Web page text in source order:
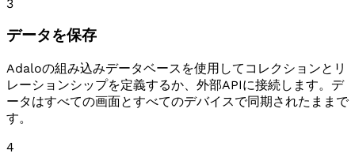
3
データを保存
Adaloの組み込みデータベースを使用してコレクションとリ
レーションシップを定義するか、外部APIに接続します。デ
ータはすべての画面とすべてのデバイスで同期されたままで
す。
4